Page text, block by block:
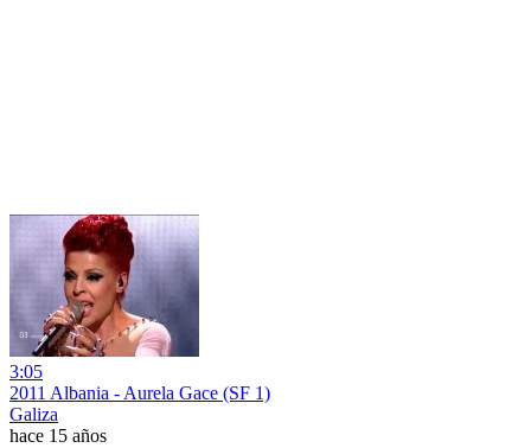
3:05
2011 Albania - Aurela Gace (SF 1)
Galiza
hace 15 años